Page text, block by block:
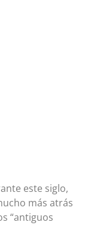
este siglo,
más atrás
“antiguos